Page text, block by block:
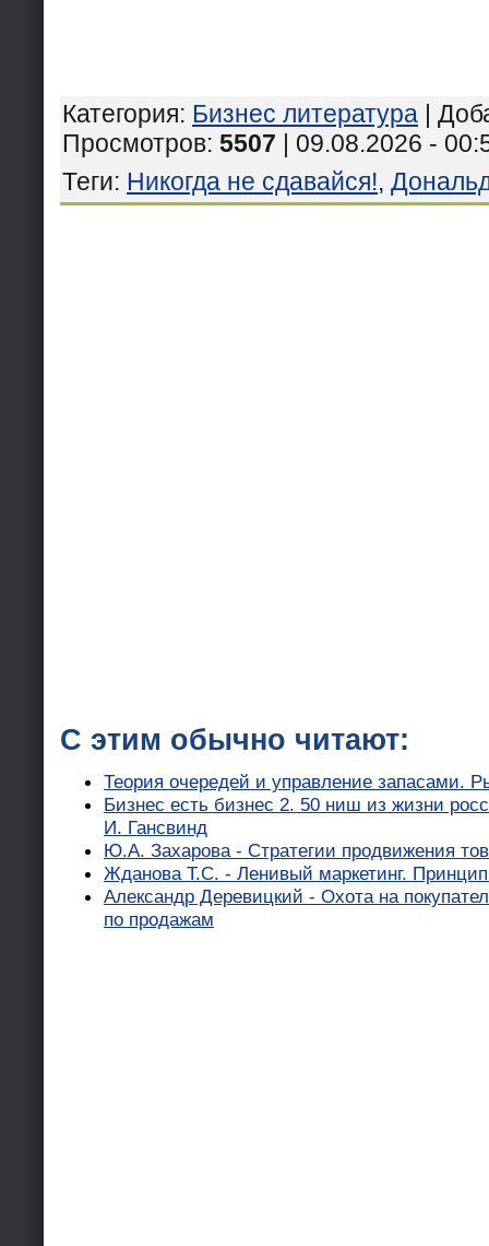
Категория: Бизнес литература |
Просмотров: 5507 | 09.08.2026 -
Теги: Никогда не сдавайся!,
С этим обычно читают:
Теория очередей и управление запасами.
Бизнес есть бизнес 2. 50 ниш из жизни
И. Гансвинд
Ю.А. Захарова - Стратегии продвижения
Жданова Т.С. - Ленивый маркетинг.
Александр Деревицкий - Охота на
по продажам